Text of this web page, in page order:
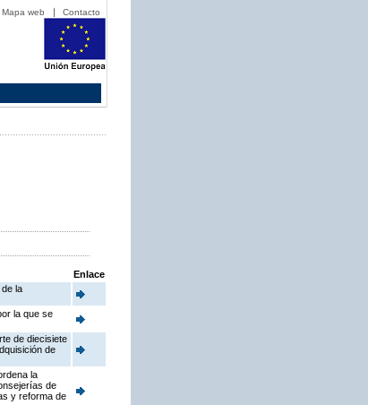
Mapa web Contacto
Enlace
la
la que se
de diecisiete
de
la
de
y reforma de